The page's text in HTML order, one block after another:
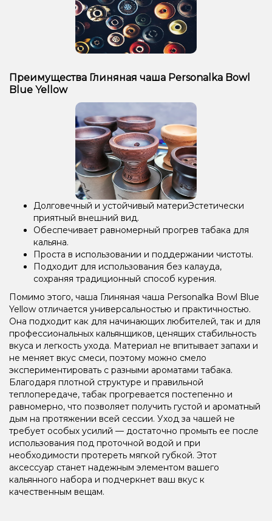
Преимущества Глиняная чаша Personalka Bowl
Blue Yellow
Долговечный и устойчивый материЭстетически
приятный внешний вид.
Обеспечивает равномерный прогрев табака для
кальяна.
Проста в использовании и поддержании чистоты.
Подходит для использования без калауда,
сохраняя традиционный способ курения.
Помимо этого, чаша Глиняная чаша Personalka Bowl Blue
Yellow отличается универсальностью и практичностью.
Она подходит как для начинающих любителей, так и для
профессиональных кальянщиков, ценящих стабильность
вкуса и легкость ухода. Материал не впитывает запахи и
не меняет вкус смеси, поэтому можно смело
экспериментировать с разными ароматами табака.
Благодаря плотной структуре и правильной
теплопередаче, табак прогревается постепенно и
равномерно, что позволяет получить густой и ароматный
дым на протяжении всей сессии. Уход за чашей не
требует особых усилий — достаточно промыть ее после
использования под проточной водой и при
необходимости протереть мягкой губкой. Этот
аксессуар станет надежным элементом вашего
кальянного набора и подчеркнет ваш вкус к
качественным вещам.